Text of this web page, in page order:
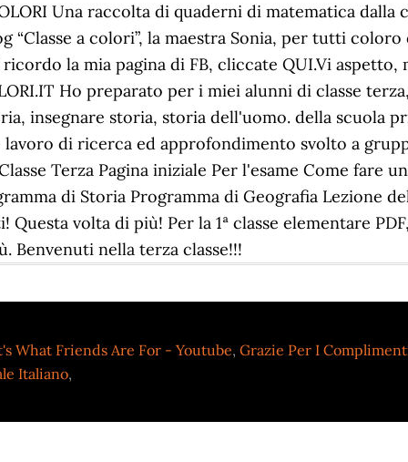
Una raccolta di quaderni di matematica dalla
“Classe a colori”, la maestra Sonia, per tutti
la mia pagina di FB, cliccate QUI.Vi aspetto,
Ho preparato per i miei alunni di classe
insegnare storia, storia dell'uomo. della scuola
di ricerca ed approfondimento svolto a
Terza Pagina iniziale Per l'esame Come fare
di Storia Programma di Geografia Lezione
volta di più! Per la 1ª classe elementare
Benvenuti nella terza classe!!!
What Friends Are For - Youtube, Grazie Per I
Italiano,